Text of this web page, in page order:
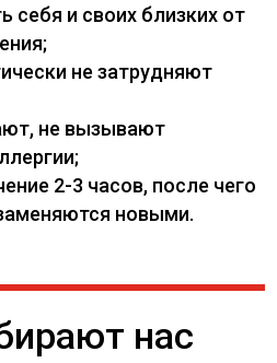
себя и своих близких от
не затрудняют
не вызывают
2-3 часов, после чего
новыми.
нас